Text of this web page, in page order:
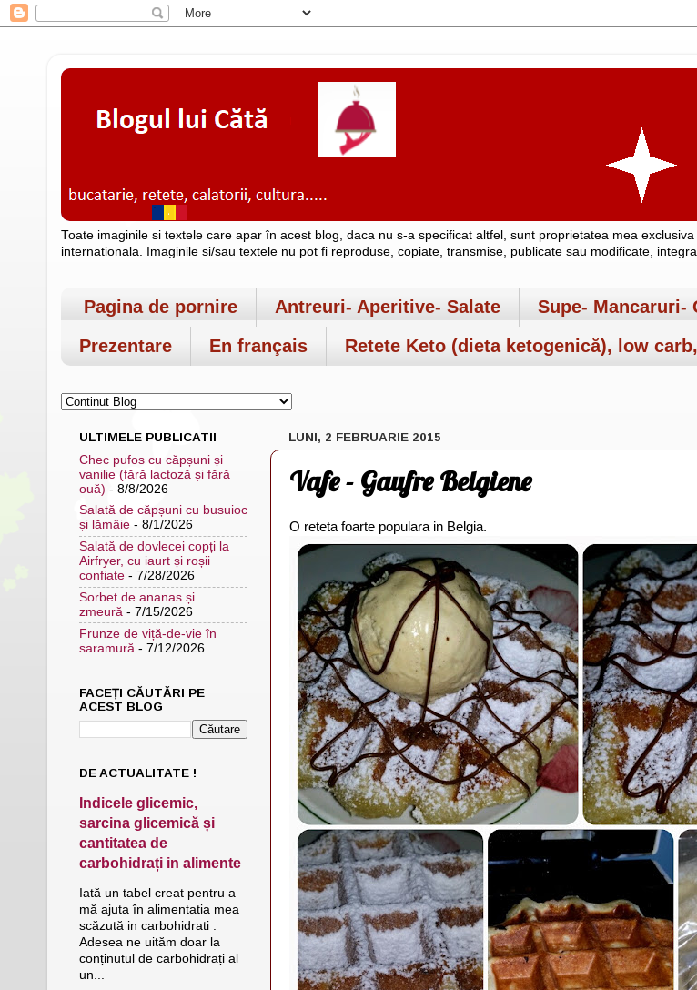
Toate imaginile si textele care apar în acest blog, daca nu s-a specificat altfel, sunt proprietatea mea
internationala. Imaginile si/sau textele nu pot fi reproduse, copiate, transmise, publicate sau modificate,
Pagina de pornire Antreuri- Aperitive- Salate Supe- Mancaruri-
Prezentare
En français Retete Keto (dieta ketogenică), low
LUNI, 2 FEBRUARIE 2015
Vafe - Gaufre Belgiene
O reteta foarte populara in Belgia.
ULTIMELE PUBLICATII
Chec pufos cu căpșuni și
vanilie (fără lactoză și fără
ouă) - 8/8/2026
Salată de căpșuni cu busuioc
și lămâie - 8/1/2026
Salată de dovlecei copți la
Airfryer, cu iaurt și roșii
confiate - 7/28/2026
Sorbet de ananas și
zmeură - 7/15/2026
Frunze de viță-de-vie în
saramură - 7/12/2026
FACEȚI CĂUTĂRI PE
ACEST BLOG
DE ACTUALITATE !
Indicele glicemic,
sarcina glicemică și
cantitatea de
carbohidrați in alimente
Iată un tabel creat pentru a
mă ajuta în alimentatia mea
scăzută in carbohidrati .
Adesea ne uităm doar la
conținutul de carbohidrați al
un...